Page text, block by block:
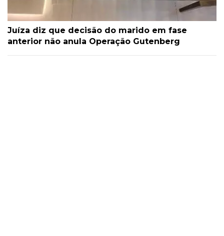
Juíza diz que decisão do marido em fase
anterior não anula Operação Gutenberg